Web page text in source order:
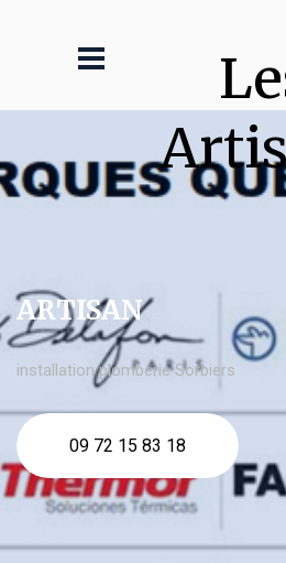
ARTISAN
installation plomberie Sorbiers
09 72 15 83 18